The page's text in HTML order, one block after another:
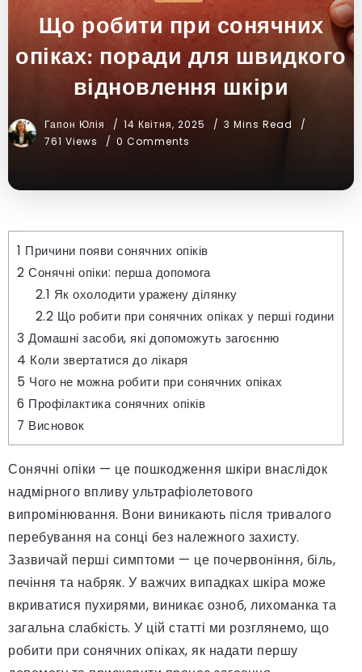
Що робити при сонячних
опіках: поради для швидкого
відновлення шкіри
Гапон Юлія 14 Квітня, 2025
3 Mins Read
761 Views
0 Comments
1 Причини появи сонячних опіків
2 Сонячні опіки: перша допомога
2.1 Як охолодити уражену ділянку
2.2 Що робити при сонячних опіках у перші години
3 Домашні засоби, які допоможуть загоєнню
4 Коли звертатися до лікаря
5 Чого не можна робити при сонячних опіках
6 Профілактика сонячних опіків
7 Висновок
Сонячні опіки — це пошкодження шкіри внаслідок
надмірного впливу ультрафіолетового
випромінювання. Вони виникають після тривалого
перебування на сонці без належного захисту.
Зазвичай перші симптоми — це почервоніння, біль,
печіння та набряк. У важчих випадках шкіра може
вкриватися пухирями, виникає озноб, лихоманка та
загальна слабкість. У цій статті ми розглянемо, що
робити при сонячних опіках, як надати першу